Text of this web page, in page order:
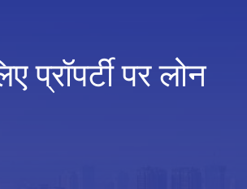
प्रॉपर्टी पर लोन